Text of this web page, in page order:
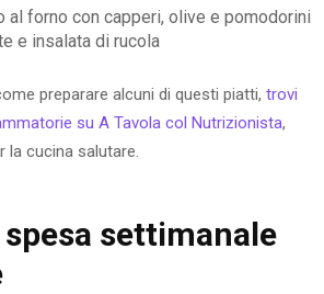
al forno con capperi, olive e pomodorini
e insalata di rucola
preparare alcuni di questi piatti, trovi
su A Tavola col Nutrizionista,
cucina salutare.
settimanale